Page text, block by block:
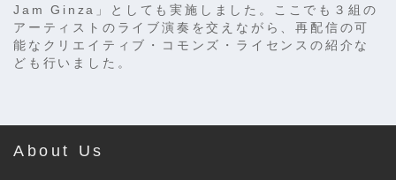
Jam Ginza」としても実施しました。ここでも３組の
アーティストのライブ演奏を交えながら、再配信の可
能なクリエイティブ・コモンズ・ライセンスの紹介な
ども行いました。
About Us